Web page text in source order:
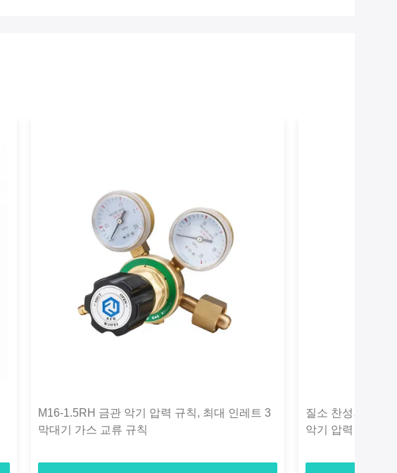
M16-1.5RH 금관 악기 압력 규칙, 최대 인레트 3
막대기 가스 교류 규칙
질소 찬성되는 내
악기 압력 규칙 단